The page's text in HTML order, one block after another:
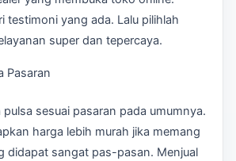
testimoni yang ada. Lalu pilihlah
super dan tepercaya.
Pasaran
pulsa sesuai pasaran pada umumnya.
harga lebih murah jika memang
didapat sangat pas-pasan. Menjual